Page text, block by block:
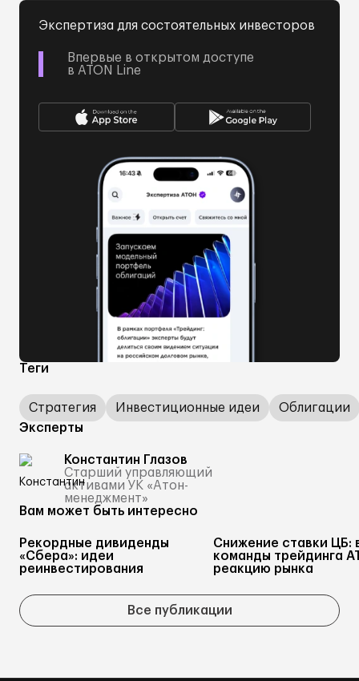
Теги
Стратегия Инвестиционные идеи
Облигации
Эксперты
Константин Глазов
Старший управляющий
активами УК «Атон-
менеджмент»
Экспертиза для состоятельных инвесторов
Впервые в открытом доступе
в ATON Line
Вам может быть интересно
Рекордные дивиденды
«Сбера»: идеи
реинвестирования
Снижение ставки ЦБ:
команды трейдинга
реакцию рынка
Все публикации